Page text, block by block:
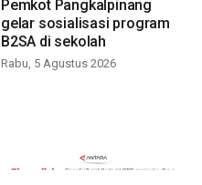
Pemkot Pangkalpinang
gelar sosialisasi program
B2SA di sekolah
Rabu, 5 Agustus 2026